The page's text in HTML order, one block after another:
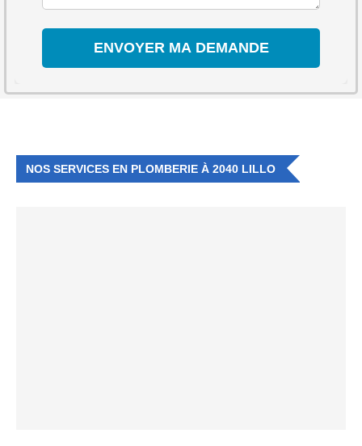
NOS SERVICES EN PLOMBERIE À 2040 LILLO